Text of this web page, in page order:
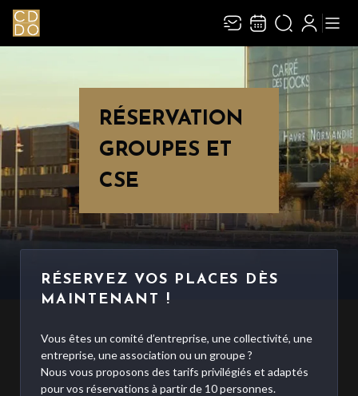
RÉSERVATION
GROUPES ET
CSE
RÉSERVEZ VOS PLACES DÈS
MAINTENANT !
Vous êtes un comité d’entreprise, une collectivité, une
entreprise, une association ou un groupe ?
Nous vous proposons des tarifs privilégiés et adaptés
pour vos réservations à partir de 10 personnes.